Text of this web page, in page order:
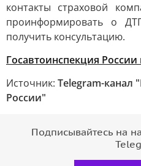
контакты страховой
проинформировать о
получить консультацию.
Госавтоинспекция
Источник: Telegram-канал
России"
Подписывайтесь на